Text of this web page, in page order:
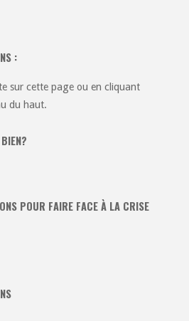
:
sur cette page ou en cliquant
du haut.
POUR FAIRE FACE À LA CRISE